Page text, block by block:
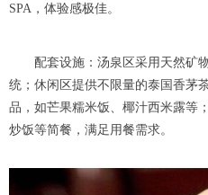
SPA，体验感极佳。
配套设施：汤泉区采用天然矿物
统；休闲区提供不限量的泰国香茅
品，如芒果糯米饭、椰汁西米露等
炒饭等简餐，满足用餐需求。